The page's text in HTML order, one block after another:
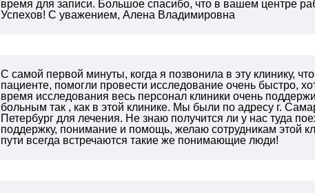
время для записи. Большое спасибо, что в вашем центре
Успехов! С уважением, Алена Владимировна
С самой первой минуты, когда я позвонила в эту клинику,
пациенте, помогли провести исследование очень быстро,
время исследования весь персонал клиники очень
больным так , как в этой клинике. Мы были по адресу г.
Петербург для лечения. Не знаю получится ли у нас туда
поддержку, понимание и помощь, желаю сотрудникам этой
пути всегда встречаются такие же понимающие люди!